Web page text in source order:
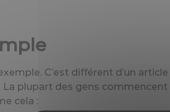
C’est différent d’un
plupart des gens
cela :